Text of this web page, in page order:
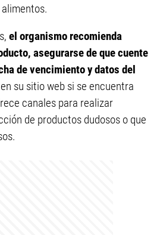
el organismo recomienda
asegurarse de que cuente
de vencimiento y datos del
su sitio web si se encuentra
canales para realizar
de productos dudosos o que